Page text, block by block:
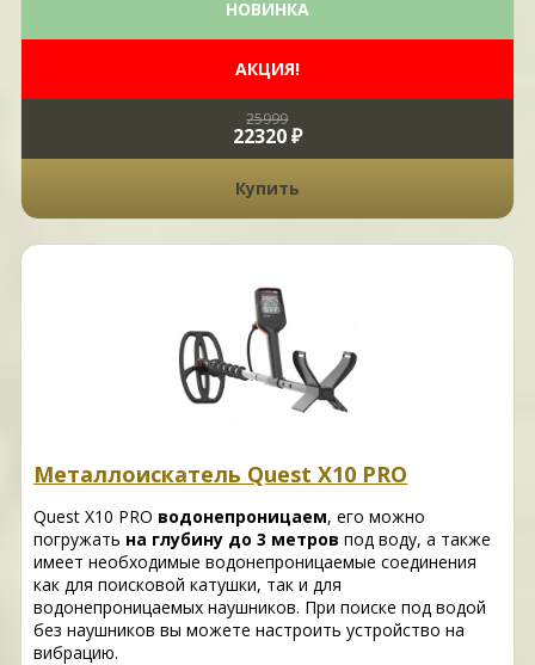
НОВИНКА
АКЦИЯ!
25999
22320 ₽
Купить
Металлоискатель Quest X10 PRO
Quest X10 PRO водонепроницаем, его можно
погружать на глубину до 3 метров под воду, а также
имеет необходимые водонепроницаемые соединения
как для поисковой катушки, так и для
водонепроницаемых наушников. При поиске под водой
без наушников вы можете настроить устройство на
вибрацию.